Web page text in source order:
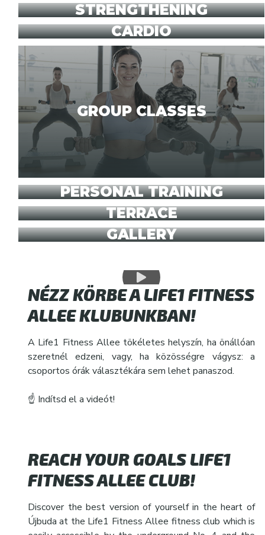
STRENGTHENING
CARDIO
GROUP CLASSES
PERSONAL TRAINING
TERRACE
GALLERY
NÉZZ KÖRBE A LIFE1 FITNESS
ALLEE KLUBUNKBAN!
A Life1 Fitness Allee tökéletes helyszín, ha önállóan
szeretnél edzeni, vagy, ha közösségre vágysz: a
csoportos órák választékára sem lehet panaszod.
☝ Indítsd el a videót!
REACH YOUR GOALS LIFE1
FITNESS ALLEE CLUB!
Discover the best version of yourself in the heart of
Újbuda at the Life1 Fitness Allee fitness club which is